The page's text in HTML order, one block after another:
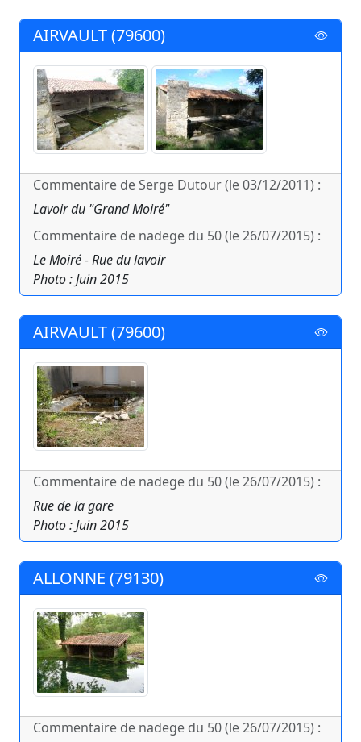
AIRVAULT (79600)
Commentaire de Serge Dutour (le 03/12/2011) :
Lavoir du "Grand Moiré"
Commentaire de nadege du 50 (le 26/07/2015) :
Le Moiré - Rue du lavoir
Photo : Juin 2015
AIRVAULT (79600)
Commentaire de nadege du 50 (le 26/07/2015) :
Rue de la gare
Photo : Juin 2015
ALLONNE (79130)
Commentaire de nadege du 50 (le 26/07/2015) :